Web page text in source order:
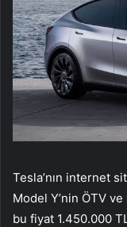
Tesla’nın internet
Model Y’nin ÖTV ve
bu fiyat 1.450.000